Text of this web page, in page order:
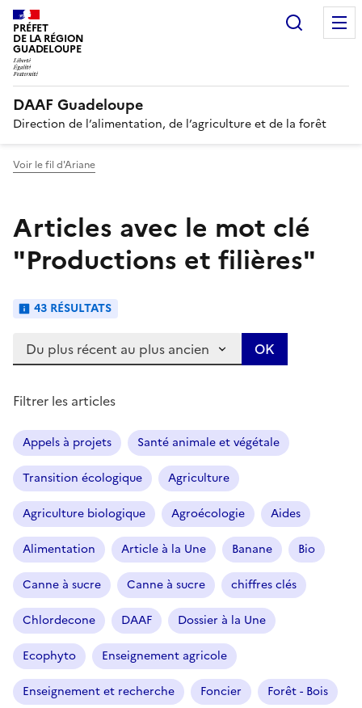
PRÉFET
DE LA RÉGION
GUADELOUPE
DAAF Guadeloupe
Direction de l’alimentation, de l’agriculture et de la forêt
Voir le fil d'Ariane
Articles avec le mot clé
"Productions et filières"
43 RÉSULTATS
Trier les articles :
Filtrer les articles
Appels à projets Santé animale et végétale
Transition écologique Agriculture
Agriculture biologique Agroécologie Aides
Alimentation Article à la Une Banane Bio
Canne à sucre Canne à sucre chiffres clés
Chlordecone DAAF Dossier à la Une
Ecophyto Enseignement agricole
Enseignement et recherche Foncier Forêt - Bois